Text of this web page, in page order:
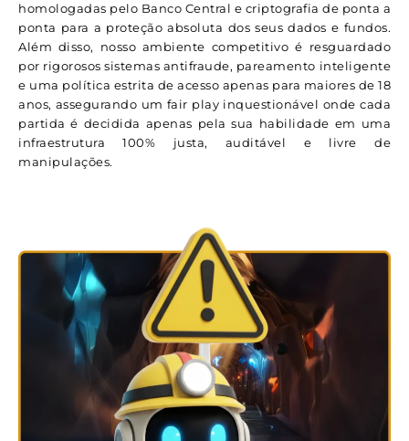
homologadas pelo Banco Central e criptografia de ponta a
ponta para a proteção absoluta dos seus dados e fundos.
Além disso, nosso ambiente competitivo é resguardado
por rigorosos sistemas antifraude, pareamento inteligente
e uma política estrita de acesso apenas para maiores de 18
anos, assegurando um fair play inquestionável onde cada
partida é decidida apenas pela sua habilidade em uma
infraestrutura 100% justa, auditável e livre de
manipulações.